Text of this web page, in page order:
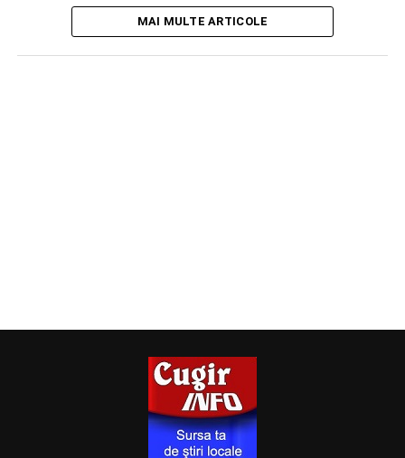
MAI MULTE ARTICOLE